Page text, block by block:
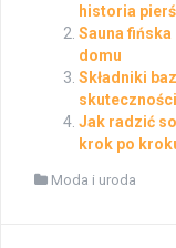
historia
Sauna
domu
Składniki
Jak radzić
krok po
Moda i uroda